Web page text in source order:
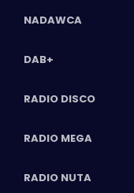
NADAWCA
DAB+
RADIO DISCO
RADIO MEGA
RADIO NUTA